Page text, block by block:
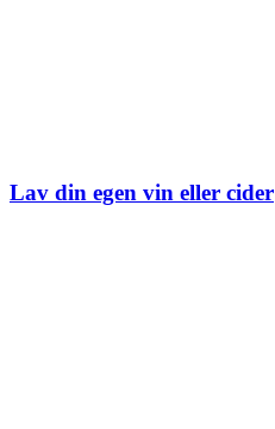
Lav din egen vin eller cider